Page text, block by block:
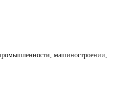
машиностроении,